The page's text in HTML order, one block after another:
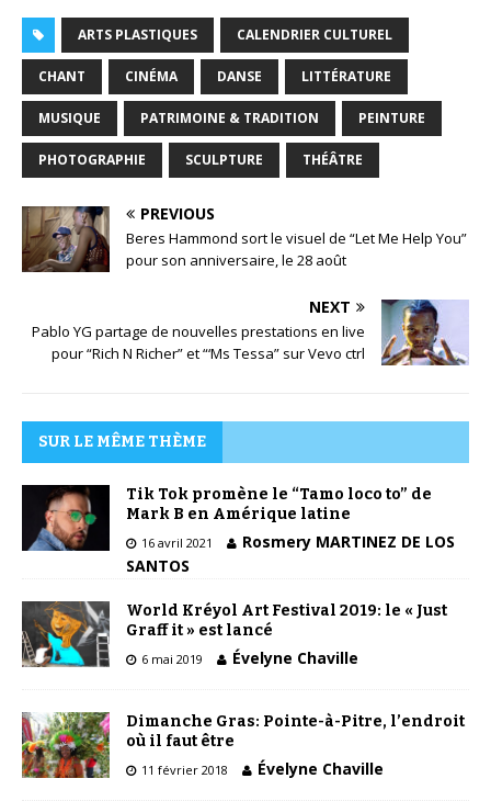
ARTS PLASTIQUES CALENDRIER CULTUREL
CHANT CINÉMA DANSE LITTÉRATURE
MUSIQUE PATRIMOINE & TRADITION PEINTURE
PHOTOGRAPHIE SCULPTURE THÉÂTRE
PREVIOUS
Beres Hammond sort le visuel de “Let Me Help You”
pour son anniversaire, le 28 août
NEXT
Pablo YG partage de nouvelles prestations en live
pour “Rich N Richer” et “‘Ms Tessa” sur Vevo ctrl
SUR LE MÊME THÈME
Tik Tok promène le “Tamo loco to” de
Mark B en Amérique latine
16 avril 2021
Rosmery MARTINEZ DE LOS
SANTOS
World Kréyol Art Festival 2019: le « Just
Graff it » est lancé
6 mai 2019 Évelyne Chaville
Dimanche Gras: Pointe-à-Pitre, l’endroit
où il faut être
11 février 2018 Évelyne Chaville